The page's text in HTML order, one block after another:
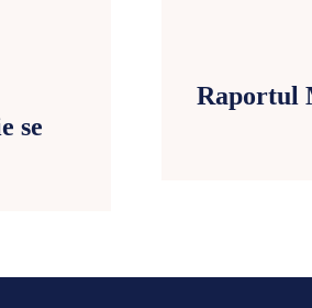
se
Raportul